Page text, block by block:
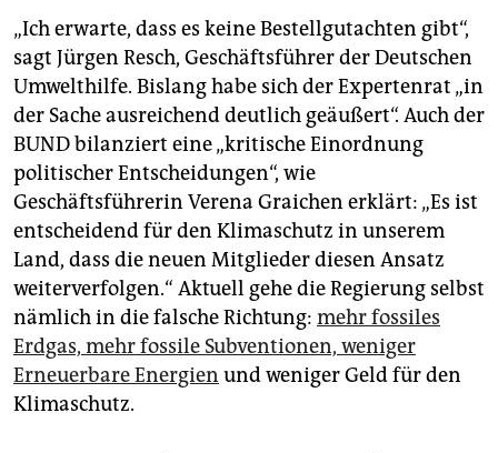
„Ich erwarte, dass es keine Bestellgutachten gibt“,
sagt Jürgen Resch, Geschäftsführer der Deutschen
Umwelthilfe. Bislang habe sich der Expertenrat „in
der Sache ausreichend deutlich geäußert“. Auch der
BUND bilanziert eine „kritische Einordnung
politischer Entscheidungen“, wie
Geschäftsführerin Verena Graichen erklärt: „Es ist
entscheidend für den Klimaschutz in unserem
Land, dass die neuen Mitglieder diesen Ansatz
weiterverfolgen.“ Aktuell gehe die Regierung selbst
nämlich in die falsche Richtung: mehr fossiles
Erdgas, mehr fossile Subventionen, weniger
Erneuerbare Energien und weniger Geld für den
Klimaschutz.